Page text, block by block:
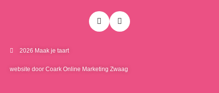
2026 Maak je taart
website door Coark Online Marketing Zwaag